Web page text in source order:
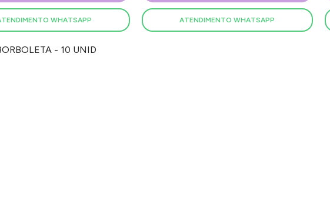
WHATSAPP ATENDIMENTO WHATSAPP